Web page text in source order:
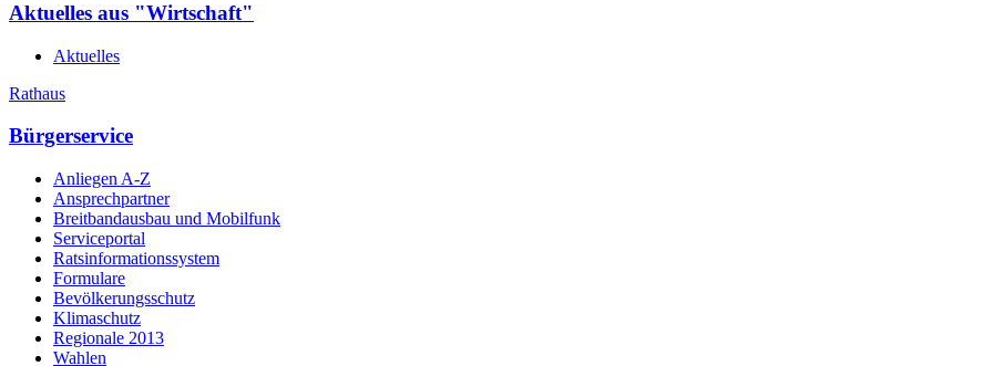
Aktuelles aus "Wirtschaft"
Aktuelles
Rathaus
Bürgerservice
Anliegen A-Z
Ansprechpartner
Breitbandausbau und Mobilfunk
Serviceportal
Ratsinformationssystem
Formulare
Bevölkerungsschutz
Klimaschutz
Regionale 2013
Wahlen